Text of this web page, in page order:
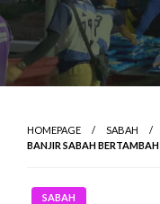
HOMEPAGE
SABAH
BANJIR SABAH
SABAH